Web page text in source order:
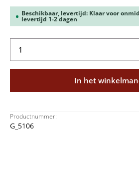
Beschikbaar, levertijd: Klaar voor
levertijd 1-2 dagen
Producthoeveelheid: Voer
In het
Productnummer:
G_5106